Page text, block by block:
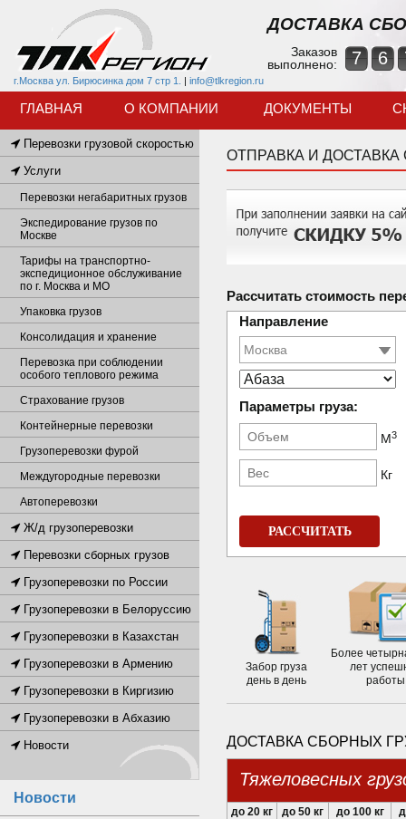
г.Москва ул. Бирюсинка дом 7 стр 1. | info@tlkregion.ru
ДОСТАВКА
Заказов
выполнено:
7 6
ГЛАВНАЯ О КОМПАНИИ ДОКУМЕНТЫ
ОТПРАВКА И
Рассчитать стоимость
Направление
Параметры груза:
М3
Кг
РАССЧИТАТЬ
Забор груза
день в день
Более
лет
работы
ДОСТАВКА СБОРНЫХ
Тяжеловесных
до 20 кг до 50 кг до 100 кг
Перевозки грузовой скоростью
Услуги
Перевозки негабаритных грузов
Экспедирование грузов по
Москве
Тарифы на транспортно-
экспедиционное обслуживание
по г. Москва и МО
Упаковка грузов
Консолидация и хранение
Перевозка при соблюдении
особого теплового режима
Страхование грузов
Контейнерные перевозки
Грузоперевозки фурой
Междугородные перевозки
Автоперевозки
Ж/д грузоперевозки
Перевозки сборных грузов
Грузоперевозки по России
Грузоперевозки в Белоруссию
Грузоперевозки в Казахстан
Грузоперевозки в Армению
Грузоперевозки в Киргизию
Грузоперевозки в Абхазию
Новости
Новости